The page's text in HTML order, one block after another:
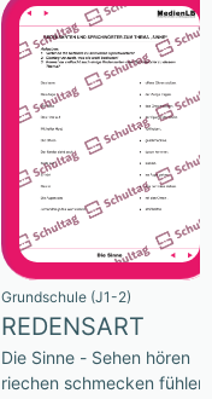
Grundschule (J1-2)
REDENSART
Die Sinne - Sehen hören
riechen schmecken fühlen